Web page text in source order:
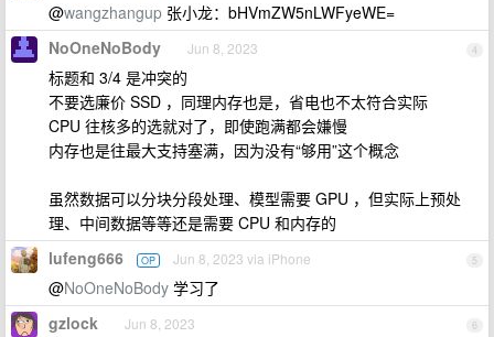
@wangzhangup 张小龙：bHVmZW5nLWFyeWE=
4
NoOneNoBody Jun 8, 2023
标题和 3/4 是冲突的
不要选廉价 SSD ，同理内存也是，省电也不太符合实际
CPU 往核多的选就对了，即使跑满都会嫌慢
内存也是往最大支持塞满，因为没有“够用”这个概念
虽然数据可以分块分段处理、模型需要 GPU ，但实际上预处
理、中间数据等等还是需要 CPU 和内存的
5
lufeng666 OP Jun 8, 2023 via iPhone
@NoOneNoBody 学习了
6
gzlock Jun 8, 2023